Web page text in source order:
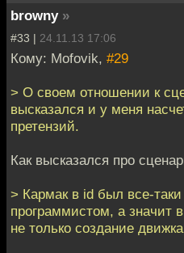
browny »
#33 | 24.11.13 17:06
Кому: Mofovik, #29
> О своем отношении к
высказался и у меня
претензий.
Как высказался про
> Кармак в id был все-
программистом, а значит
не только создание движка